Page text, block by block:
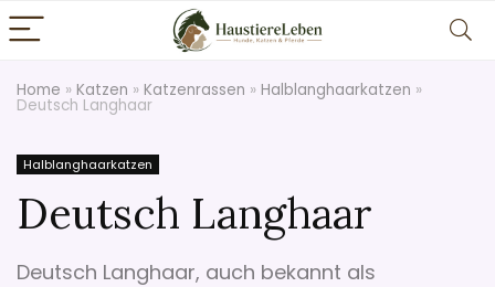
Home » Katzen » Katzenrassen » Halblanghaarkatzen »
Deutsch Langhaar
Halblanghaarkatzen
Deutsch Langhaar
Deutsch Langhaar, auch bekannt als